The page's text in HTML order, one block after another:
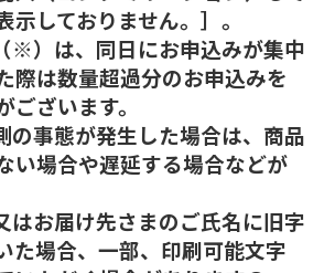
示しておりません。］。
※）は、同日にお申込みが集中
際は数量超過分のお申込みを
ざいます。
の事態が発生した場合は、商品
い場合や遅延する場合などが
はお届け先さまのご氏名に旧字
た場合、一部、印刷可能文字